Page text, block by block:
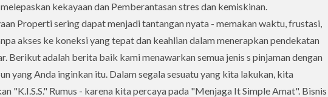
kekayaan dan Pemberantasan stres dan kemiskinan.
Properti sering dapat menjadi tantangan nyata - memakan waktu, frustasi,
akses ke koneksi yang tepat dan keahlian dalam menerapkan pendekatan
Berikut adalah berita baik kami menawarkan semua jenis s pinjaman dengan
yang Anda inginkan itu. Dalam segala sesuatu yang kita lakukan, kita
"K.I.S.S." Rumus - karena kita percaya pada "Menjaga It Simple Amat". Bisnis